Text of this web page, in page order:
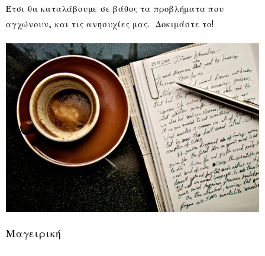
Έτσι θα καταλάβουμε σε βάθος τα προβλήματα που
αγχώνουν, και τις ανησυχίες μας. Δοκιμάστε το!
Μαγειρική